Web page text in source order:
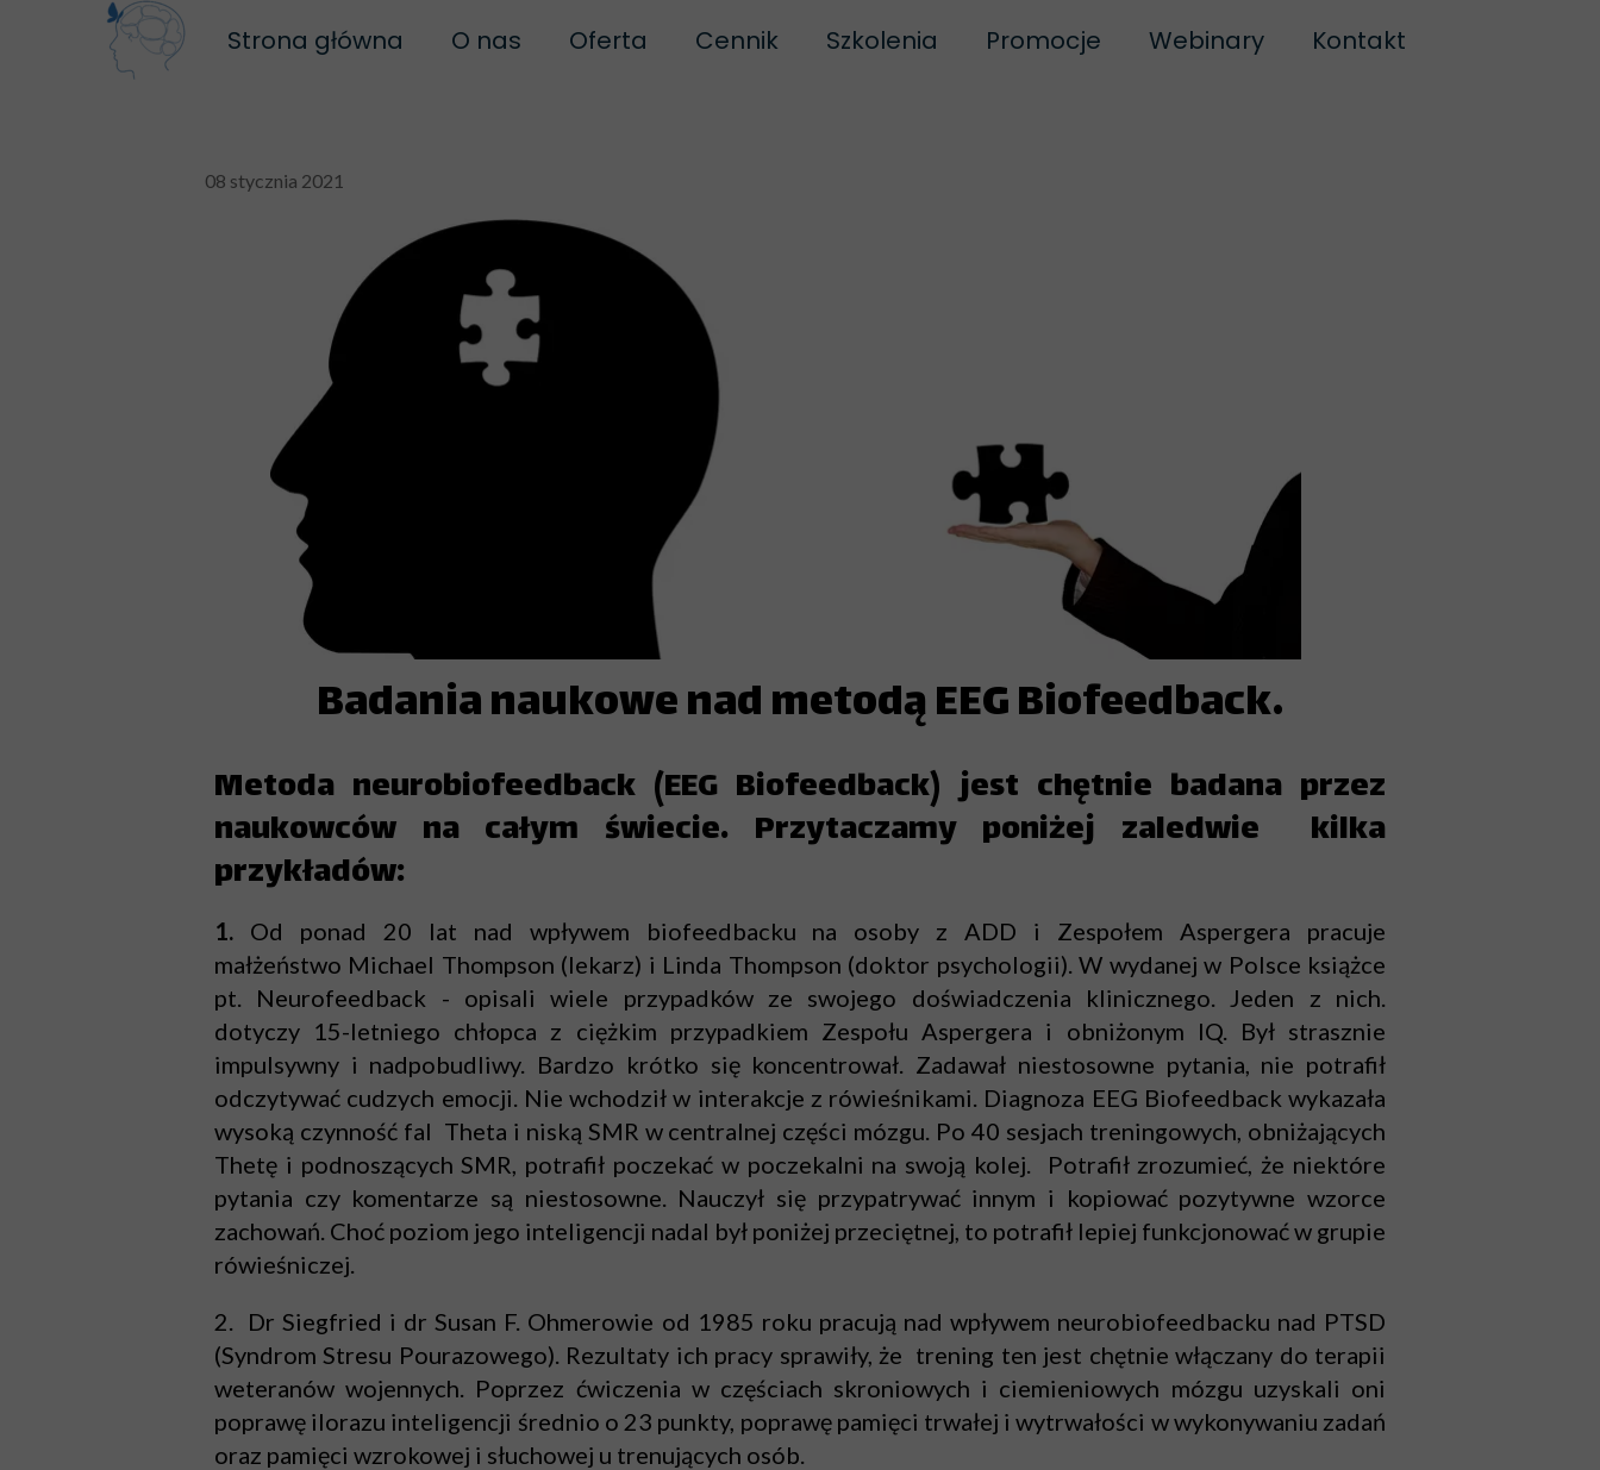
Strona główna
O nas
Polityka prywatności
Regulamin
Regulamin szkoleń
Oferta
Biofeedback dla sportowców
Masaż Dotyk Motyla
Medytacje dla firm
Cennik
Szkolenia
Linia Traumy Życia
Promocje
Webinary Kontakt
08 stycznia 2021
Badania naukowe nad metodą EEG Biofeedback.
Metoda neurobiofeedback (EEG Biofeedback) jest chętnie badana przez
naukowców na całym świecie. Przytaczamy poniżej zaledwie kilka
przykładów:
1. Od ponad 20 lat nad wpływem biofeedbacku na osoby z ADD i Zespołem Aspergera pracuje
małżeństwo Michael Thompson (lekarz) i Linda Thompson (doktor psychologii). W wydanej w Polsce książce
pt. Neurofeedback - opisali wiele przypadków ze swojego doświadczenia klinicznego. Jeden z nich.
dotyczy 15-letniego chłopca z ciężkim przypadkiem Zespołu Aspergera i obniżonym IQ. Był strasznie
impulsywny i nadpobudliwy. Bardzo krótko się koncentrował. Zadawał niestosowne pytania, nie potrafił
odczytywać cudzych emocji. Nie wchodził w interakcje z rówieśnikami. Diagnoza EEG Biofeedback wykazała
wysoką czynność fal Theta i niską SMR w centralnej części mózgu. Po 40 sesjach treningowych, obniżających
Thetę i podnoszących SMR, potrafił poczekać w poczekalni na swoją kolej. Potrafił zrozumieć, że niektóre
pytania czy komentarze są niestosowne. Nauczył się przypatrywać innym i kopiować pozytywne wzorce
zachowań. Choć poziom jego inteligencji nadal był poniżej przeciętnej, to potrafił lepiej funkcjonować w grupie
rówieśniczej.
2. Dr Siegfried i dr Susan F. Ohmerowie od 1985 roku pracują nad wpływem neurobiofeedbacku nad PTSD
(Syndrom Stresu Pourazowego). Rezultaty ich pracy sprawiły, że trening ten jest chętnie włączany do terapii
weteranów wojennych. Poprzez ćwiczenia w częściach skroniowych i ciemieniowych mózgu uzyskali oni
poprawę ilorazu inteligencji średnio o 23 punkty, poprawę pamięci trwałej i wytrwałości w wykonywaniu zadań
oraz pamięci wzrokowej i słuchowej u trenujących osób.